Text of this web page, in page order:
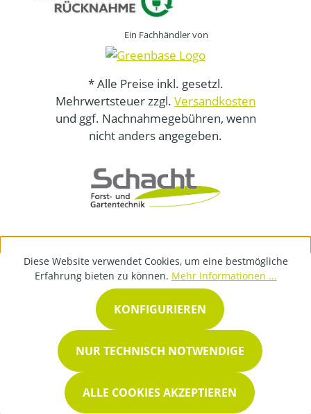
Ein Fachhändler von
* Alle Preise inkl. gesetzl.
Mehrwertsteuer zzgl. Versandkosten
und ggf. Nachnahmegebühren, wenn
nicht anders angegeben.
Diese Website verwendet Cookies, um eine bestmögliche
Erfahrung bieten zu können. Mehr Informationen ...
NUR TECHNISCH NOTWENDIGE
KONFIGURIEREN
ALLE COOKIES AKZEPTIEREN